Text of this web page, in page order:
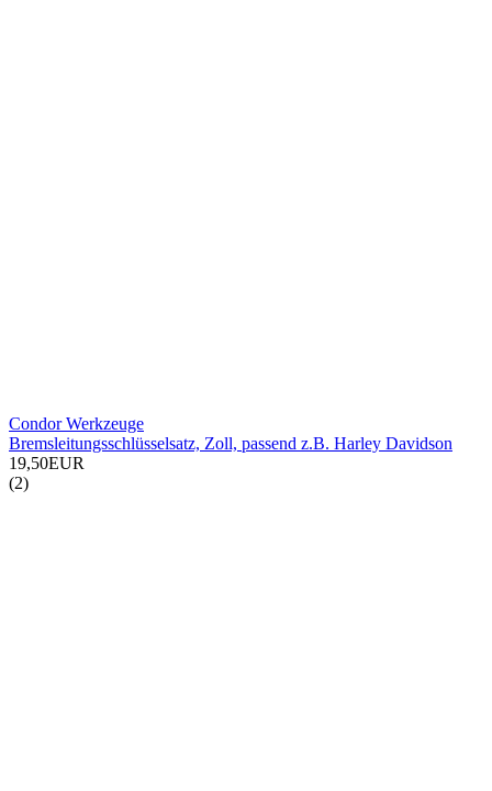
Condor Werkzeuge
Bremsleitungsschlüsselsatz, Zoll, passend z.B. Harley Davidson
19,50EUR
(2)